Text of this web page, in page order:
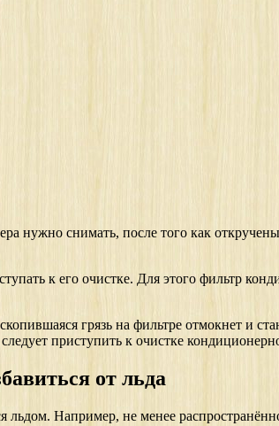
нужно снимать, после того как
к его очистке. Для этого фильтр
грязь на фильтре отмокнет и
приступить к очистке
от льда
Например, не менее